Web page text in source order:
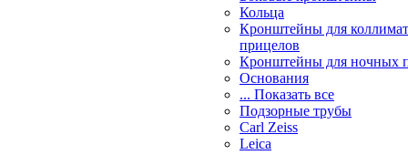
Кольца
Кронштейны для
прицелов
Кронштейны для ночных
Основания
... Показать все
Подзорные трубы
Carl Zeiss
Leica